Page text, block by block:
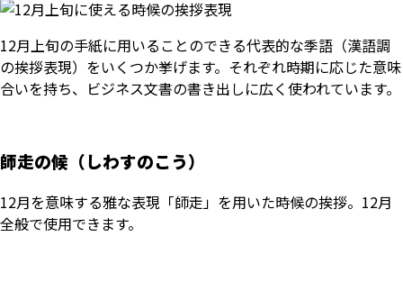
12月上旬の手紙に用いることのできる代表的な季語（漢語調
の挨拶表現）をいくつか挙げます。それぞれ時期に応じた意味
合いを持ち、ビジネス文書の書き出しに広く使われています。
師走の候（しわすのこう）
12月を意味する雅な表現「師走」を用いた時候の挨拶。12月
全般で使用できます。